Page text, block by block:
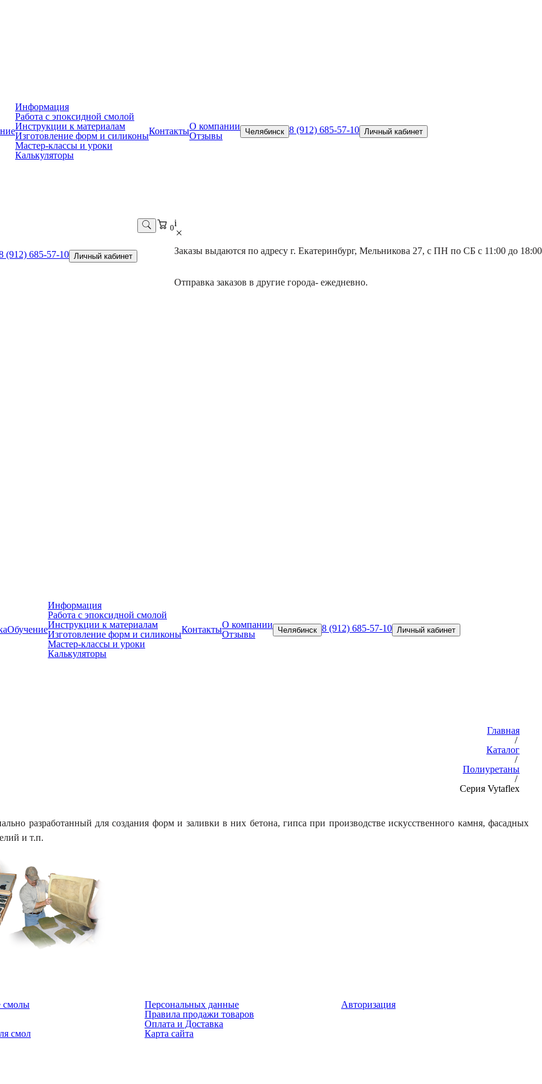
Информация
Работа с эпоксидной смолой
Инструкции к материалам
Изготовление форм и силиконы
Мастер-классы и уроки
Калькуляторы
КонтактыО компании
Отзывы
Челябинск 8 (912) 685-57-10 Личный кабинет
(912) 685-57-10 Личный кабинет
0i
Заказы выдаются по адресу г. Екатеринбург, Мельникова 27, с ПН по СБ с 11:00 до 18:00
Отправка заказов в другие города- ежедневно.
Обучение
Информация
Работа с эпоксидной смолой
Инструкции к материалам
Изготовление форм и силиконы
Мастер-классы и уроки
Калькуляторы
КонтактыО компании
Отзывы
Челябинск 8 (912) 685-57-10 Личный кабинет
Главная
/
Каталог
/
Полиуретаны
/
Серия Vytaflex
разработанный для создания форм и заливки в них бетона, гипса при производстве искусственного камня, фасадных
и т.п.
смолы
смол
Персональных данные
Правила продажи товаров
Оплата и Доставка
Карта сайта
Авторизация